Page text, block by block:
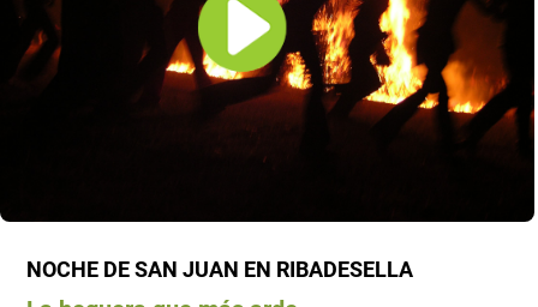
NOCHE DE SAN JUAN EN RIBADESELLA